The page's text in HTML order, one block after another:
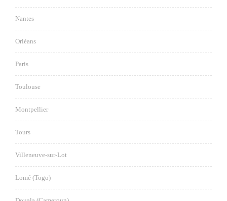
Nantes
Orléans
Paris
Toulouse
Montpellier
Tours
Villeneuve-sur-Lot
Lomé (Togo)